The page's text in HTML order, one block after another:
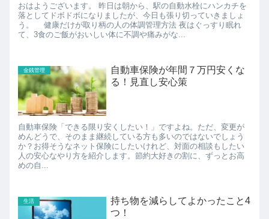
おはようございます。 昨日は朝から、駅の自動水栓にハンカチを
落としてドボドボになりましたが、今日も張り切っていきましょ
う。 健康だけが取り柄の人の体調管理方法 夜はぐっすり眠れ
て、3食のご飯がおいしい体に不調や痛みがな...
金銭管理
自動車保険が年間７万円安くな
る！見直し安心策
自動車保険「できる限り安くしたい！」ですよね。ただ、変更が
めんどうで、そのまま継続している方も多いのではないでしょう
か？お得そうなネット保険にしたいけれど、対面の相談もしたい
人の安心なやり方を紹介します。節約大好きの割に、ずっとお高
めの自...
生活
持ち物を減らしてよかったこと4
つ！